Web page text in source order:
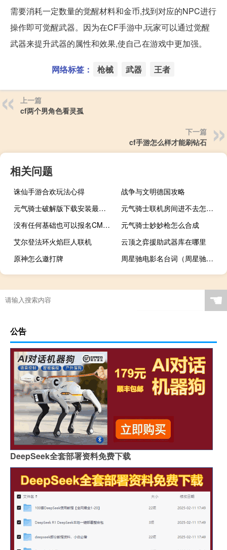
需要消耗一定数量的觉醒材料和金币,找到对应的NPC进行
操作即可觉醒武器。因为在CF手游中,玩家可以通过觉醒
武器来提升武器的属性和效果,使自己在游戏中更加强。
网络标签： 枪械 武器 王者
上一篇
cf两个男角色看灵孤
下一篇
cf手游怎么样才能刷钻石
相关问题
诛仙手游合欢玩法心得
战争与文明德国攻略
元气骑士破解版下载安装最新版2021乐游网
元气骑士联机房间进不去怎么办
没有任何基础也可以报名CMA吗
元气骑士妙妙枪怎么合成
艾尔登法环火焰巨人联机
云顶之弈援助武器库在哪里
原神怎么邀打牌
周星驰电影名台词（周星驰电影经典台词都在这里）
☚
公告
DeepSeek全套部署资料免费下载